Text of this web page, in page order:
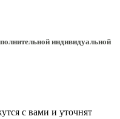
индивидуальной
с вами и уточнят